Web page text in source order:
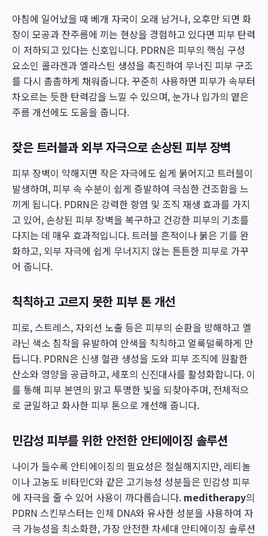
아침에 일어났을 때 베개 자국이 오래 남거나, 오후만 되면 화
장이 모공과 잔주름에 끼는 현상을 경험하고 있다면 피부 탄력
이 저하되고 있다는 신호입니다. PDRN은 피부의 핵심 구성
요소인 콜라겐과 엘라스틴 생성을 촉진하여 무너진 피부 구조
를 다시 촘촘하게 채워줍니다. 꾸준히 사용하면 피부가 속부터
차오르는 듯한 탄력감을 느낄 수 있으며, 눈가나 입가의 옅은
주름 개선에도 도움을 줍니다.
잦은 트러블과 외부 자극으로 손상된 피부 장벽
피부 장벽이 약해지면 작은 자극에도 쉽게 붉어지고 트러블이
발생하며, 피부 속 수분이 쉽게 증발하여 극심한 건조함을 느
끼게 됩니다. PDRN은 강력한 항염 및 조직 재생 효과를 가지
고 있어, 손상된 피부 장벽을 복구하고 건강한 피부의 기초를
다지는 데 매우 효과적입니다. 트러블 흔적이나 붉은 기를 완
화하고, 외부 자극에 쉽게 무너지지 않는 튼튼한 피부로 가꾸
어 줍니다.
칙칙하고 고르지 못한 피부 톤 개선
피로, 스트레스, 자외선 노출 등은 피부의 순환을 방해하고 멜
라닌 색소 침착을 유발하여 안색을 칙칙하고 얼룩덜룩하게 만
듭니다. PDRN은 신생 혈관 생성을 도와 피부 조직에 원활한
산소와 영양을 공급하고, 세포의 신진대사를 활성화합니다. 이
를 통해 피부 본연의 맑고 투명한 빛을 되찾아주며, 전체적으
로 균일하고 화사한 피부 톤으로 개선해 줍니다.
민감성 피부를 위한 안전한 안티에이징 솔루션
나이가 들수록 안티에이징의 필요성은 절실해지지만, 레티놀
이나 고농도 비타민C와 같은 고기능성 성분들은 민감성 피부
에 자극을 줄 수 있어 사용이 까다롭습니다. meditherapy의
PDRN 스킨부스터는 인체 DNA와 유사한 성분을 사용하여 자
극 가능성을 최소화한, 가장 안전한 차세대 안티에이징 솔루션